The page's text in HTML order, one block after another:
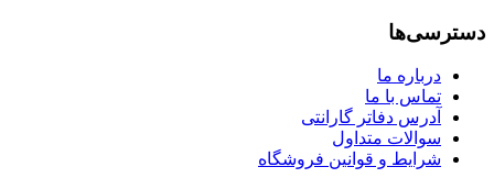
دسترسی‌ها
درباره ما
تماس با ما
آدرس دفاتر گارانتی
سوالات متداول
شرایط و قوانین فروشگاه